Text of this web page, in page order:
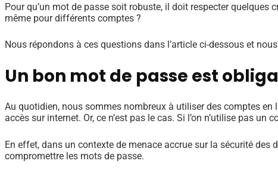
Pour qu’un mot de passe soit robuste, il doit respecter
même pour différents comptes ?
Nous répondons à ces questions dans l’article ci-dessous et
Un bon mot de passe est
Au quotidien, nous sommes nombreux à utiliser des comptes
accès sur internet. Or, ce n’est pas le cas. Si l’on n’utilise pas
En effet, dans un contexte de menace accrue sur la sécurité
compromettre les mots de passe.